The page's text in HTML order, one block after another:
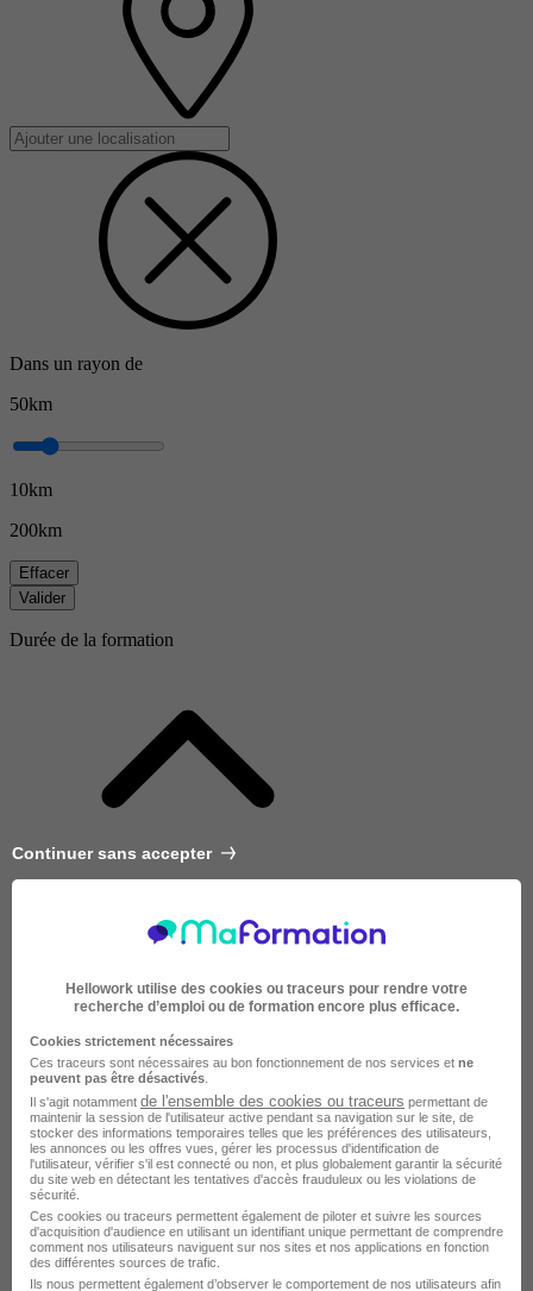
Dans un rayon de
50km
10km
200km
Effacer
Valider
Durée de la formation
Très courte
Continuer sans accepter
Hellowork utilise des cookies ou traceurs pour rendre votre
recherche d’emploi ou de formation encore plus efficace.
Cookies strictement nécessaires
Ces traceurs sont nécessaires au bon fonctionnement de nos services et ne
peuvent pas être désactivés
Il s'agit notamment de l'ensemble des cookies ou traceurs permettant de
maintenir la session de l'utilisateur active pendant sa navigation sur le site, de
stocker des informations temporaires telles que les préférences des utilisateurs,
les annonces ou les offres vues, gérer les processus d'identification de
l'utilisateur, vérifier s'il est connecté ou non, et plus globalement garantir la sécurité
du site web en détectant les tentatives d'accès frauduleux ou les violations de
sécurité.
Ces cookies ou traceurs permettent également de piloter et suivre les sources
d'acquisition d'audience en utilisant un identifiant unique permettant de comprendre
comment nos utilisateurs naviguent sur nos sites et nos applications en fonction
des différentes sources de trafic.
Ils nous permettent également d’observer le comportement de nos utilisateurs afin